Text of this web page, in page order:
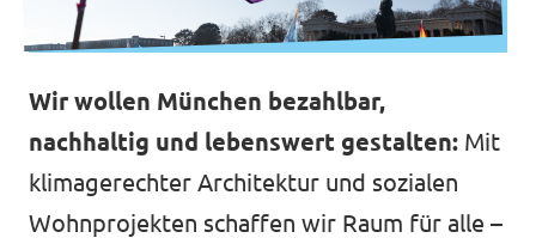
Wir wollen München bezahlbar,
nachhaltig und lebenswert gestalten: Mit
klimagerechter Architektur und sozialen
Wohnprojekten schaffen wir Raum für alle –